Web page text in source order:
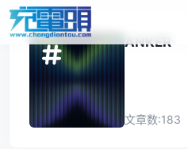
ANKER
文章数:183